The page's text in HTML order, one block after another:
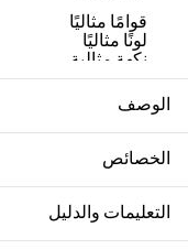
قوامًا مثاليًا
لونًا مثاليًا
نكهة مثالية
يوم.
الوصف
الخصائص
التعليمات والدليل